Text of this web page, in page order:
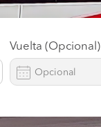
Vuelta (Opcional)